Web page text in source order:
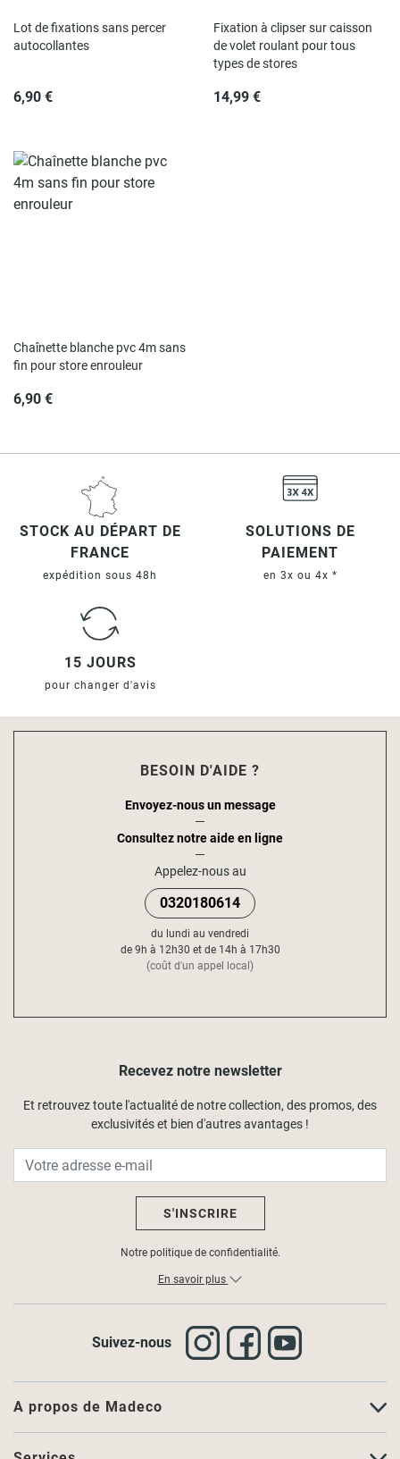
Lot de fixations sans percer
autocollantes
6,90 €
Fixation à clipser sur caisson
de volet roulant pour tous
types de stores
14,99 €
Chaînette blanche pvc 4m sans
fin pour store enrouleur
6,90 €
STOCK AU DÉPART DE
FRANCE
expédition sous 48h
SOLUTIONS DE
PAIEMENT
en 3x ou 4x *
15 JOURS
pour changer d'avis
A propos de Madeco
Recevez notre newsletter
Et retrouvez toute l'actualité de notre collection, des promos, des
exclusivités et bien d'autres avantages !
S'INSCRIRE
Notre politique de confidentialité.
En savoir plus
Suivez-nous
BESOIN D'AIDE ?
Envoyez-nous un message
Consultez notre aide en ligne
Appelez-nous au
0320180614
du lundi au vendredi
de 9h à 12h30 et de 14h à 17h30
(coût d'un appel local)